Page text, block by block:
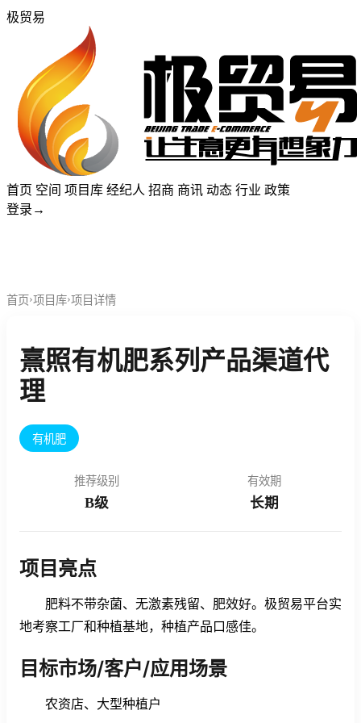
极贸易
首页 空间 项目库 经纪人 招商 商讯 动态 行业 政策
登录 →
首页›项目库›项目详情
熹照有机肥系列产品渠道代
理
有机肥
推荐级别
B级
有效期
长期
项目亮点
肥料不带杂菌、无激素残留、肥效好。极贸易平台实
地考察工厂和种植基地，种植产品口感佳。
目标市场/客户/应用场景
农资店、大型种植户